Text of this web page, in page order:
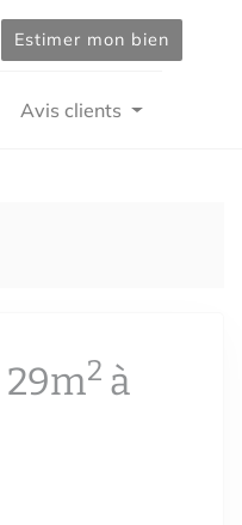
Estimer mon bien
Avis clients
2 à